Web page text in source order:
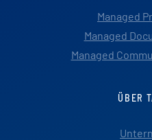
Managed
Managed
Managed
ÜBER